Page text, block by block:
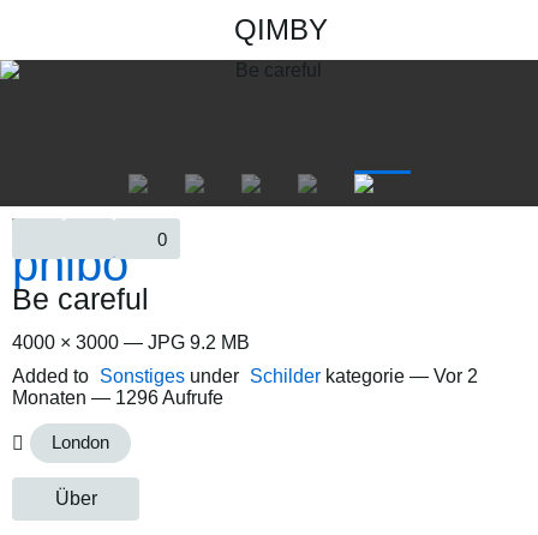
QIMBY
0
Be careful
4000 × 3000 — JPG 9.2 MB
Added to Sonstiges under Schilder kategorie — Vor 2
Monaten — 1296 Aufrufe
London
Über